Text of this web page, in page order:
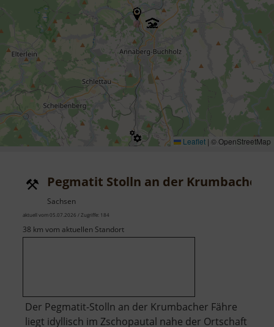
Leaflet | © OpenStreetMap
Pegmatit Stolln an der Krumbacher
Sachsen
aktuell vom 05.07.2026 / Zugriffe: 184
38 km vom aktuellen Standort
Der Pegmatit-Stolln an der Krumbacher Fähre
liegt idyllisch im Zschopautal nahe der Ortschaft